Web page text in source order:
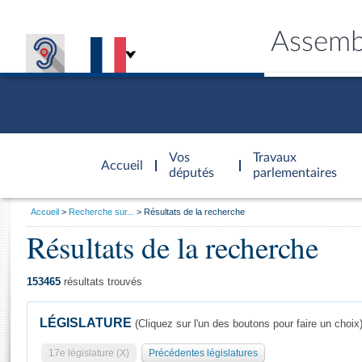
Accueil
d'accueil
Vos
députés
Travaux
parlementaires
Général
Vous
Accueil Recherche sur... Résultats de la recherche
Résultats de la recherche
153465 résultats trouvés
LÉGISLATURE (Cliquez sur l'un des boutons pour faire un choix)
17e législature (X) Précédentes législatures